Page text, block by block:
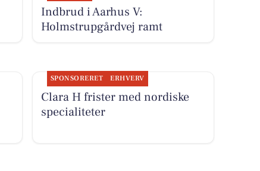
Indbrud i Aarhus V:
Holmstrupgårdvej ramt
SPONSORERET ERHVERV
Clara H frister med nordiske
specialiteter